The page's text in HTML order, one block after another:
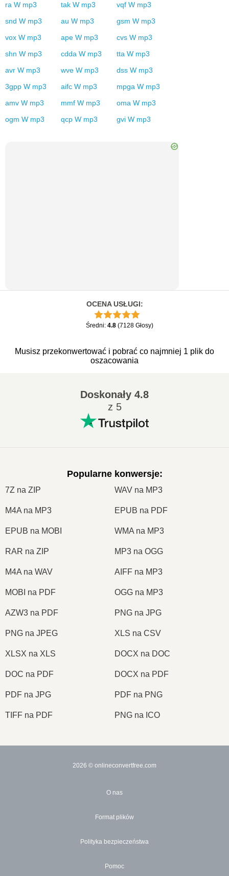
ra W mp3 tak W mp3 vqf W mp3
snd W mp3 au W mp3 gsm W mp3
vox W mp3 ape W mp3 cvs W mp3
shn W mp3 cdda W mp3 tta W mp3
avr W mp3 wve W mp3 dss W mp3
3gpp W mp3 aifc W mp3 mpga W mp3
amv W mp3 mmf W mp3 oma W mp3
ogm W mp3 qcp W mp3 gvi W mp3
OCENA USŁUGI:
Średni: 4.8 (7128 Głosy)
Musisz przekonwertować i pobrać co najmniej 1 plik do
oszacowania
Doskonały 4.8
z 5
Popularne konwersje:
7Z na ZIP WAV na MP3
M4A na MP3 EPUB na PDF
EPUB na MOBI WMA na MP3
RAR na ZIP MP3 na OGG
M4A na WAV AIFF na MP3
MOBI na PDF OGG na MP3
AZW3 na PDF PNG na JPG
PNG na JPEG XLS na CSV
XLSX na XLS DOCX na DOC
DOC na PDF DOCX na PDF
PDF na JPG PDF na PNG
TIFF na PDF PNG na ICO
2026 © onlineconvertfree.com
O nas
Format plików
Polityka bezpieczeństwa
Pomoc